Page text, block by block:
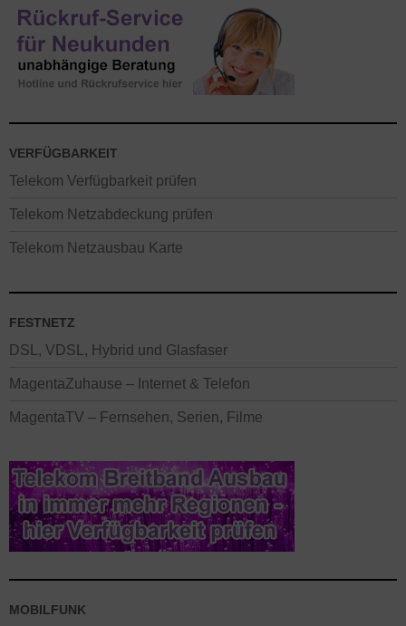
VERFÜGBARKEIT
Telekom Verfügbarkeit prüfen
Telekom Netzabdeckung prüfen
Telekom Netzausbau Karte
FESTNETZ
DSL, VDSL, Hybrid und Glasfaser
MagentaZuhause – Internet & Telefon
MagentaTV – Fernsehen, Serien, Filme
MOBILFUNK